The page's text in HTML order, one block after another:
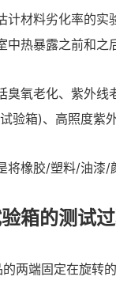
计材料劣化率的
中热暴露之前和之
臭氧老化、紫外
验箱)、高照度紫
将橡胶/塑料/油漆/
箱的测试
两端固定在旋转